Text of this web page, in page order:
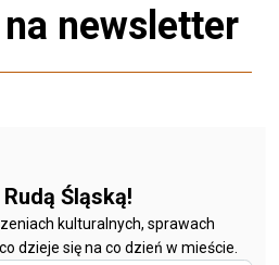
newsletter
Śląską!
kulturalnych, sprawach
dzieje się na co dzień w mieście.